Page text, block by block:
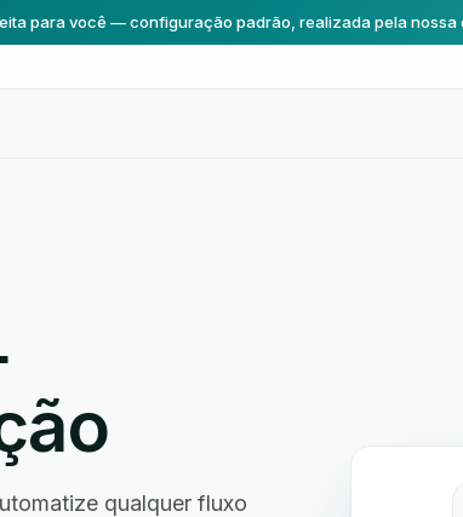
para você — configuração padrão, realizada pela nossa
qualquer fluxo